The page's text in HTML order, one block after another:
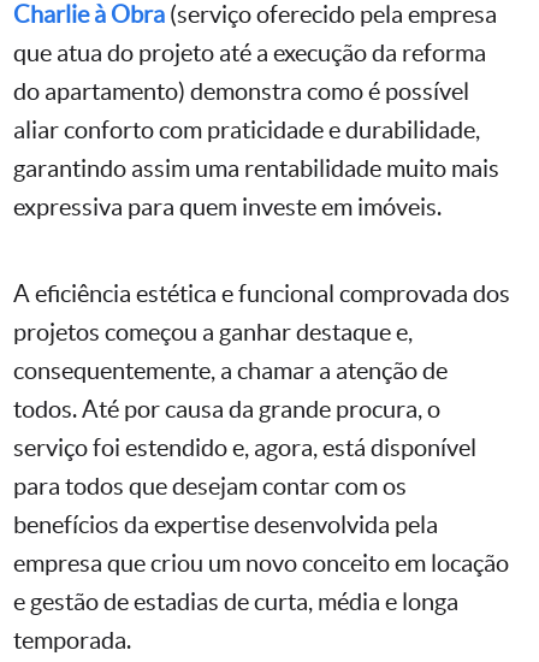
Charlie à Obra (serviço oferecido pela empresa
que atua do projeto até a execução da reforma
do apartamento) demonstra como é possível
aliar conforto com praticidade e durabilidade,
garantindo assim uma rentabilidade muito mais
expressiva para quem investe em imóveis.
A eficiência estética e funcional comprovada dos
projetos começou a ganhar destaque e,
consequentemente, a chamar a atenção de
todos. Até por causa da grande procura, o
serviço foi estendido e, agora, está disponível
para todos que desejam contar com os
benefícios da expertise desenvolvida pela
empresa que criou um novo conceito em locação
e gestão de estadias de curta, média e longa
temporada.